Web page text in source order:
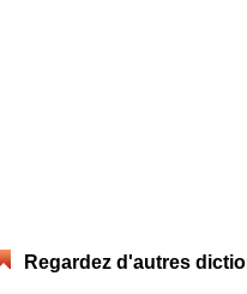
Regardez d'autres